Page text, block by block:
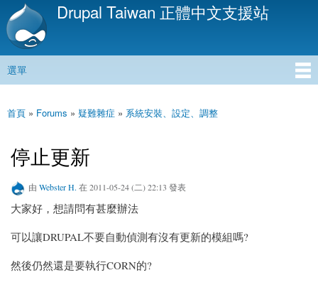
移
內
Drupal Taiwan 正體中文支援站
主選單
選單
您在這裡
首頁 » Forums » 疑難雜症 » 系統安裝、設定、調整
停止更新
由 Webster H. 在 2011-05-24 (二) 22:13 發表
大家好，想請問有甚麼辦法
可以讓DRUPAL不要自動偵測有沒有更新的模組嗎?
然後仍然還是要執行CORN的?